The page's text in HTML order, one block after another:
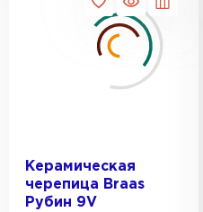
Керамическая
черепица Braas
Рубин 9V
Штакетник
ПЕРЕЙТИ